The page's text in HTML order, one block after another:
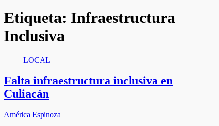
Etiqueta: Infraestructura
Inclusiva
LOCAL
Falta infraestructura inclusiva en
Culiacán
América Espinoza